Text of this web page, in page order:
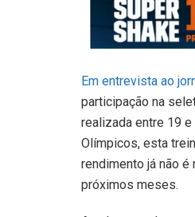
Em entrevista ao
participação na
realizada entre 19
Olímpicos, esta
rendimento já não é
próximos meses.